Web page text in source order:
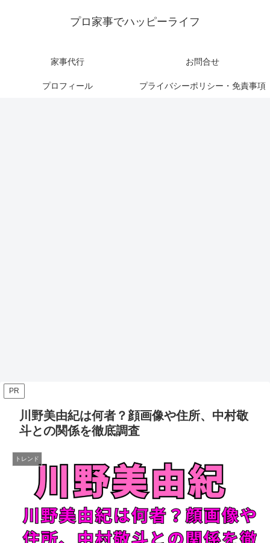
プロ家事でハッピーライフ
家事代行 お問合せ
プロフィール プライバシーポリシー・免責事項
PR
川野美由紀は何者？顔画像や住所、中村敬
斗との関係を徹底調査
トレンド